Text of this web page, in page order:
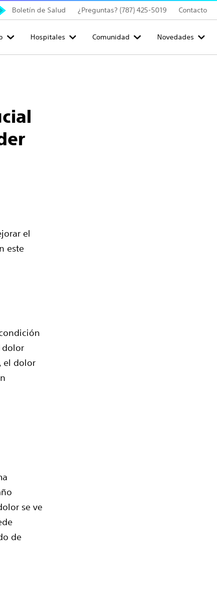
Boletín de Salud ¿Preguntas? (787) 425-5019 Contacto
Hospitales Comunidad Novedades
el
este
dolor
el dolor
se ve
de